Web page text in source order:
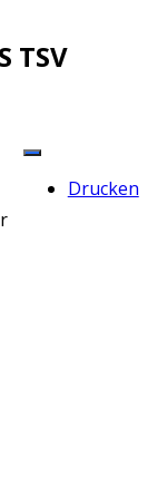
TSV
Drucken